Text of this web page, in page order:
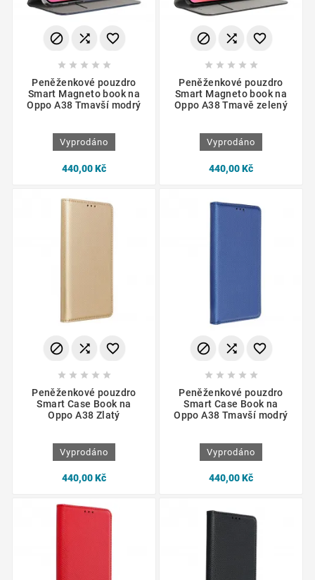
  
    
Peněženkové pouzdro
Smart Magneto book na
Oppo A38 Tmavší modrý
Vyprodáno
440,00 Kč
  
    
Peněženkové pouzdro
Smart Magneto book na
Oppo A38 Tmavě zelený
Vyprodáno
440,00 Kč
  
    
Peněženkové pouzdro
Smart Case Book na
Oppo A38 Zlatý
Vyprodáno
440,00 Kč
  
    
Peněženkové pouzdro
Smart Case Book na
Oppo A38 Tmavší modrý
Vyprodáno
440,00 Kč